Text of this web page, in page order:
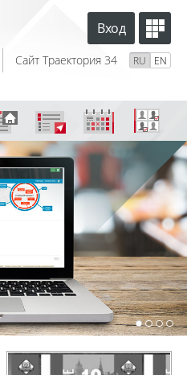
Вход
Сайт Траектория 34 RU EN